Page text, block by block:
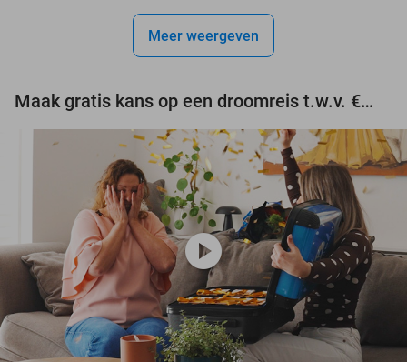
Meer weergeven
Maak gratis kans op een droomreis t.w.v. €3.000!
play_circle